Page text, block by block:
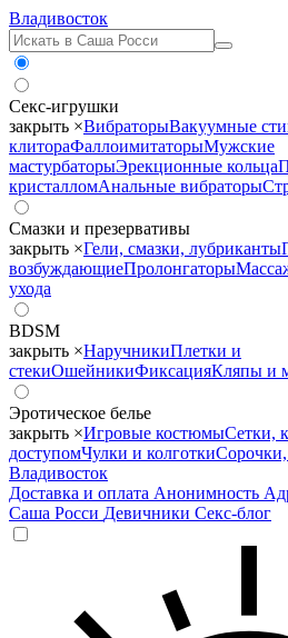
Владивосток
Секс-игрушки
закрыть ×ВибраторыВакуумные
клитораФаллоимитаторыМужские
мастурбаторыЭрекционные кольца
кристалломАнальные вибраторы
Смазки и презервативы
закрыть ×Гели, смазки, лубриканты
возбуждающиеПролонгаторы
ухода
BDSM
закрыть ×НаручникиПлетки и
стекиОшейникиФиксацияКляпы и
Эротическое белье
закрыть ×Игровые костюмыСетки,
доступомЧулки и колготки
Владивосток
Доставка и оплата Анонимность
Саша Росси Девичники Секс-блог